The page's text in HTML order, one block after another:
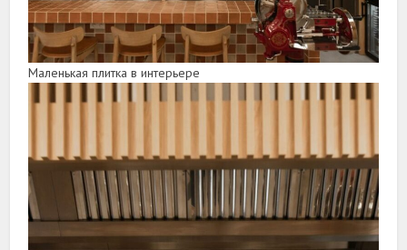
Маленькая плитка в интерьере